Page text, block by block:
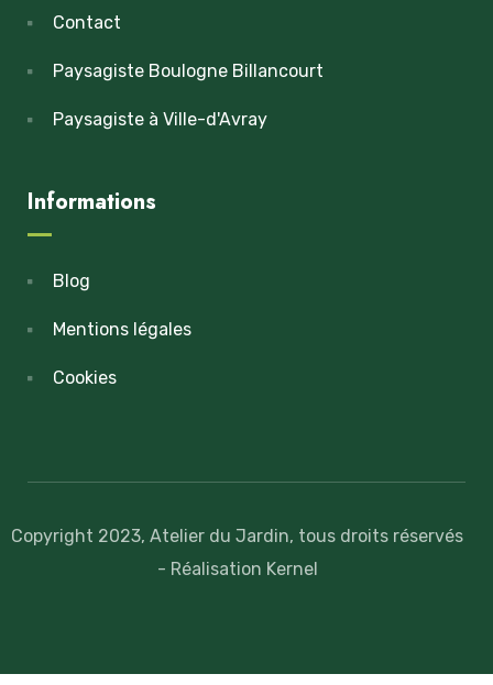
Contact
Paysagiste Boulogne Billancourt
Paysagiste à Ville-d'Avray
Informations
Blog
Mentions légales
Cookies
Copyright 2023, Atelier du Jardin, tous droits réservés
- Réalisation Kernel